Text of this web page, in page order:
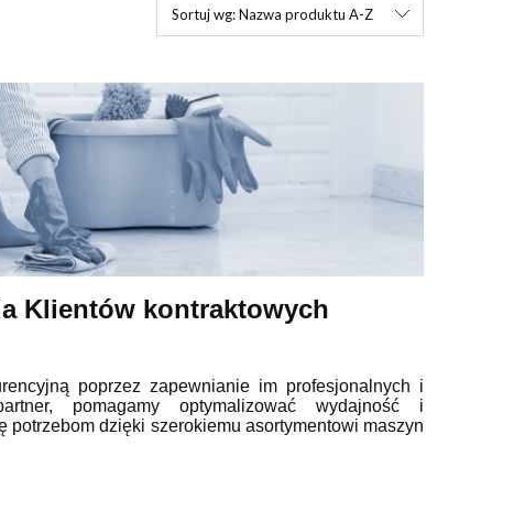
Sortuj wg:Nazwa produktu A-Z
Klientów kontraktowych
poprzez zapewnianie im profesjonalnych i
pomagamy optymalizować wydajność i
dzięki szerokiemu asortymentowi maszyn